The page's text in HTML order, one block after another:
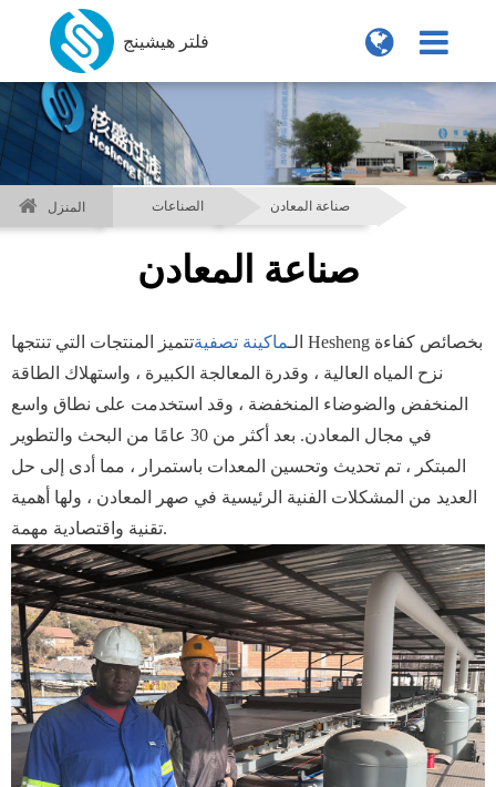
فلتر هيشينج
المنزل الصناعات صناعة المعادن
صناعة المعادن
الـماكينة تصفيةتتميز المنتجات التي تنتجها Hesheng بخصائص كفاءة
نزح المياه العالية ، وقدرة المعالجة الكبيرة ، واستهلاك الطاقة
المنخفض والضوضاء المنخفضة ، وقد استخدمت على نطاق واسع
في مجال المعادن. بعد أكثر من 30 عامًا من البحث والتطوير
المبتكر ، تم تحديث وتحسين المعدات باستمرار ، مما أدى إلى حل
العديد من المشكلات الفنية الرئيسية في صهر المعادن ، ولها أهمية
تقنية واقتصادية مهمة.